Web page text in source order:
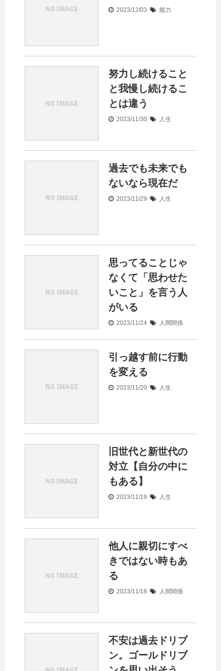
2023/12/03 能力
努力し続けること
と我慢し続けるこ
とは違う
2023/11/30 人生
過去でも未来でも
ないなら現在だ
2023/11/29 人生
思ってることじゃ
なくて「思わせた
いこと」を言う人
がいる
2023/11/24 人間関係
引っ越す前に行動
を変える
2023/11/20 人生
旧世代と新世代の
対立【自分の中に
もある】
2023/11/19 人生
他人に親切にすべ
きではない時もあ
る
2023/11/18 人間関係
不安は過去ドリブ
ン。ゴールドリブ